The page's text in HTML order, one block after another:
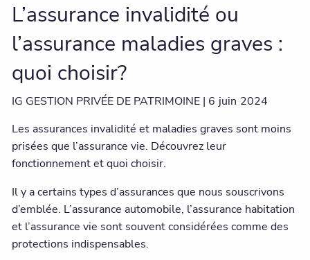
L’assurance invalidité ou
l’assurance maladies graves :
quoi choisir?
IG GESTION PRIVÉE DE PATRIMOINE | 6 juin 2024
Les assurances invalidité et maladies graves sont moins
prisées que l’assurance vie. Découvrez leur
fonctionnement et quoi choisir.
Il y a certains types d’assurances que nous souscrivons
d’emblée. L’assurance automobile, l’assurance habitation
et l’assurance vie sont souvent considérées comme des
protections indispensables.